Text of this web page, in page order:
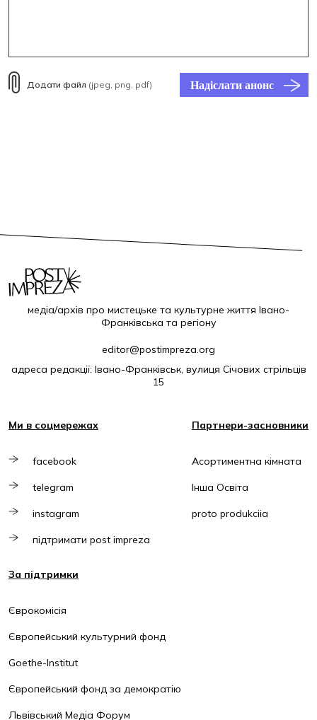
Додати файл (jpeg, png, pdf) Надіслати анонс
медіа/архів про мистецьке та культурне життя Івано-
Франківська та регіону
editor@postimpreza.org
адреса редакції: Івано-Франківськ, вулиця Січових стрільців
15
Ми в соцмережах
facebook
telegram
instagram
підтримати post impreza
Партнери-засновники
Асортиментна кімната
Інша Освіта
proto produkciia
За підтримки
Єврокомісія
Європейський культурний фонд
Goethe-Institut
Європейський фонд за демократію
Львівський Медіа Форум